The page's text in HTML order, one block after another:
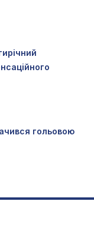
гольовою